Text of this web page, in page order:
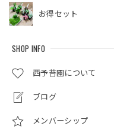
お得セット
SHOP INFO
西予苔園について
ブログ
メンバーシップ
します。